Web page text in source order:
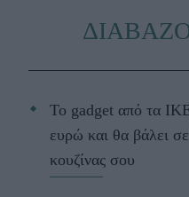
Το gadget από τα
ευρώ και θα βάλει
κουζίνας σου